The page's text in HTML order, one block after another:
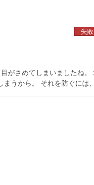
失
がさめてしまいましたね。
まうから。 それを防ぐに